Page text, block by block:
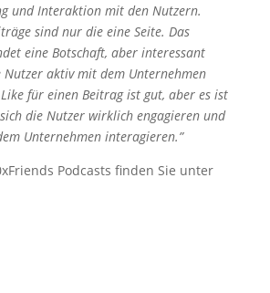
und Interaktion mit den Nutzern.
sind nur die eine Seite. Das
eine Botschaft, aber interessant
Nutzer aktiv mit dem Unternehmen
für einen Beitrag ist gut, aber es ist
die Nutzer wirklich engagieren und
Unternehmen interagieren.”
Podcasts finden Sie unter